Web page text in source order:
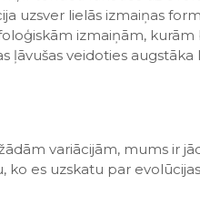
uzsver lielās izmaiņas
izmaiņām, kurām
ļāvušas veidoties augstāka
variācijām, mums ir
ko es uzskatu par